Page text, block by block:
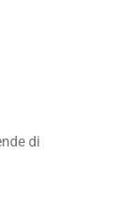
di